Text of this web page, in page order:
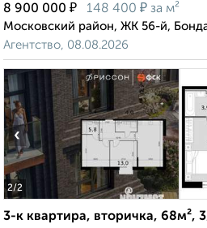
8 900 000 ₽ 148 400 ₽ за м²
Московский район, ЖК 56-й,
Агентство, 08.08.2026
2/2
‹
3-к квартира, вторичка, 68м²,